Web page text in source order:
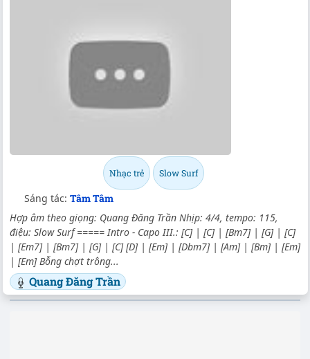
Nhạc trẻ Slow Surf
Sáng tác: Tâm Tâm
Hợp âm theo giọng: Quang Đăng Trần Nhịp: 4/4, tempo: 115,
điệu: Slow Surf ===== Intro - Capo III.: [C] | [C] | [Bm7] | [G] | [C]
| [Em7] | [Bm7] | [G] | [C] [D] | [Em] | [Dbm7] | [Am] | [Bm] | [Em]
| [Em] Bỗng chợt trông...
Quang Đăng Trần